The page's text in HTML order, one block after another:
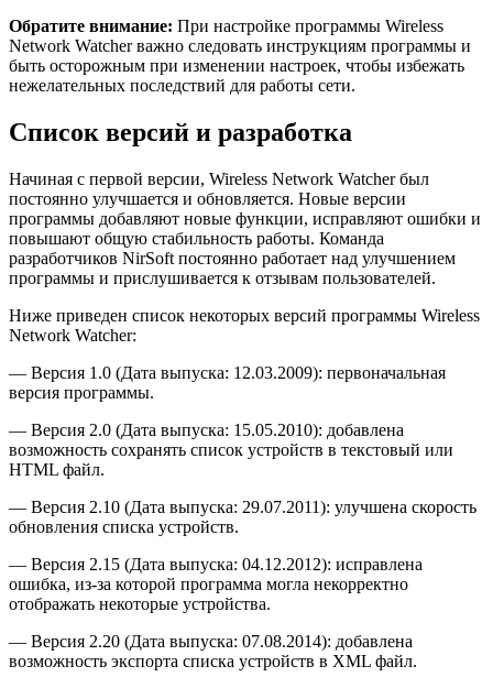
Обратите внимание: При настройке программы Wireless
Network Watcher важно следовать инструкциям программы и
быть осторожным при изменении настроек, чтобы избежать
нежелательных последствий для работы сети.
Список версий и разработка
Начиная с первой версии, Wireless Network Watcher был
постоянно улучшается и обновляется. Новые версии
программы добавляют новые функции, исправляют ошибки и
повышают общую стабильность работы. Команда
разработчиков NirSoft постоянно работает над улучшением
программы и прислушивается к отзывам пользователей.
Ниже приведен список некоторых версий программы Wireless
Network Watcher:
— Версия 1.0 (Дата выпуска: 12.03.2009): первоначальная
версия программы.
— Версия 2.0 (Дата выпуска: 15.05.2010): добавлена
возможность сохранять список устройств в текстовый или
HTML файл.
— Версия 2.10 (Дата выпуска: 29.07.2011): улучшена скорость
обновления списка устройств.
— Версия 2.15 (Дата выпуска: 04.12.2012): исправлена
ошибка, из-за которой программа могла некорректно
отображать некоторые устройства.
— Версия 2.20 (Дата выпуска: 07.08.2014): добавлена
возможность экспорта списка устройств в XML файл.